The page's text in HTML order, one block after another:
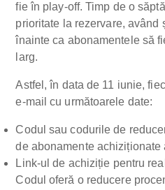
fie în play-off. Timp de o
prioritate la rezervare, având
înainte ca abonamentele să
larg.
Astfel, în data de 11 iunie,
e-mail cu următoarele date:
Codul sau codurile de
de abonamente achiziționate
Link-ul de achiziție pentru
Codul oferă o reducere